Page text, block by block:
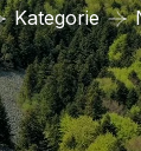
Kategorie